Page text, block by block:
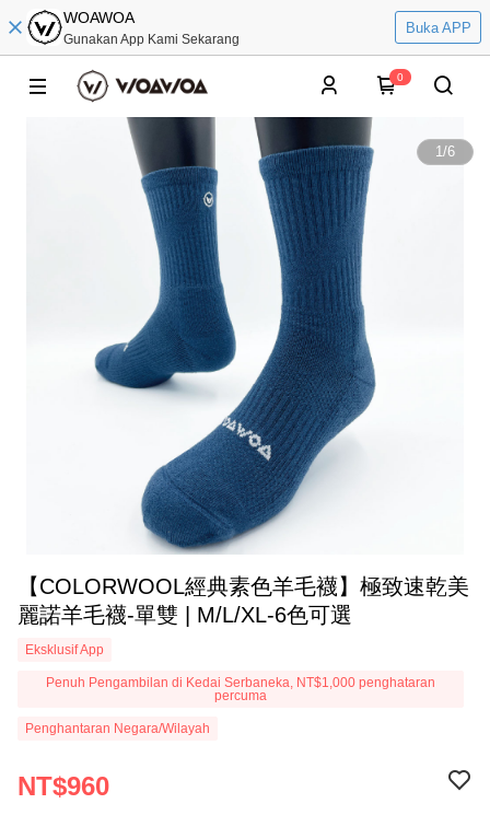
WOAWOA
Gunakan App Kami Sekarang
Buka APP
0
1/6
【COLORWOOL經典素色羊毛襪】極致速乾美
麗諾羊毛襪-單雙 | M/L/XL-6色可選
Eksklusif App
Penuh Pengambilan di Kedai Serbaneka, NT$1,000 penghataran
percuma
Penghantaran Negara/Wilayah
NT$960